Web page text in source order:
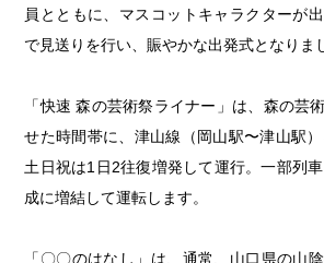
せとうちの果実 チュー
第6回 瀬戸内市/備前市/和気町/赤磐市 第5回 津山市/鏡
倉敷市/玉野市/浅口市/里庄町 第3回
第2回 真庭市/新庄村 第1回 新見市/
ふるさとあっ晴れ認定とは デジタルカ
員とともに、マスコットキャラクターが
で見送りを行い、賑やかな出発式となりま
「快速 森の芸術祭ライナー」は、森の芸
せた時間帯に、津山線（岡山駅〜津山駅）
土日祝は1日2往復増発して運行。一部列
成に増結して運転します。
「〇〇のはなし」は、通常、山口県の山